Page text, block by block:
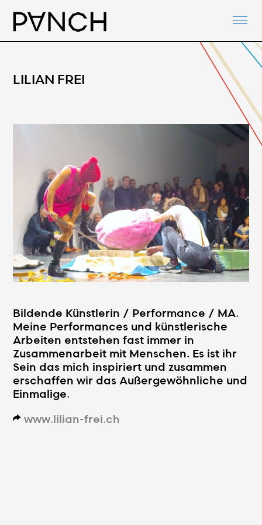
ABOUT
PANCH-ACTIVITIES
LILIAN FREI
Bildende Künstlerin / Performance / MA.
Meine Performances und künstlerische
Arbeiten entstehen fast immer in
Zusammenarbeit mit Menschen. Es ist ihr
Sein das mich inspiriert und zusammen
erschaffen wir das Außergewöhnliche und
Einmalige.
d www.lilian-frei.ch